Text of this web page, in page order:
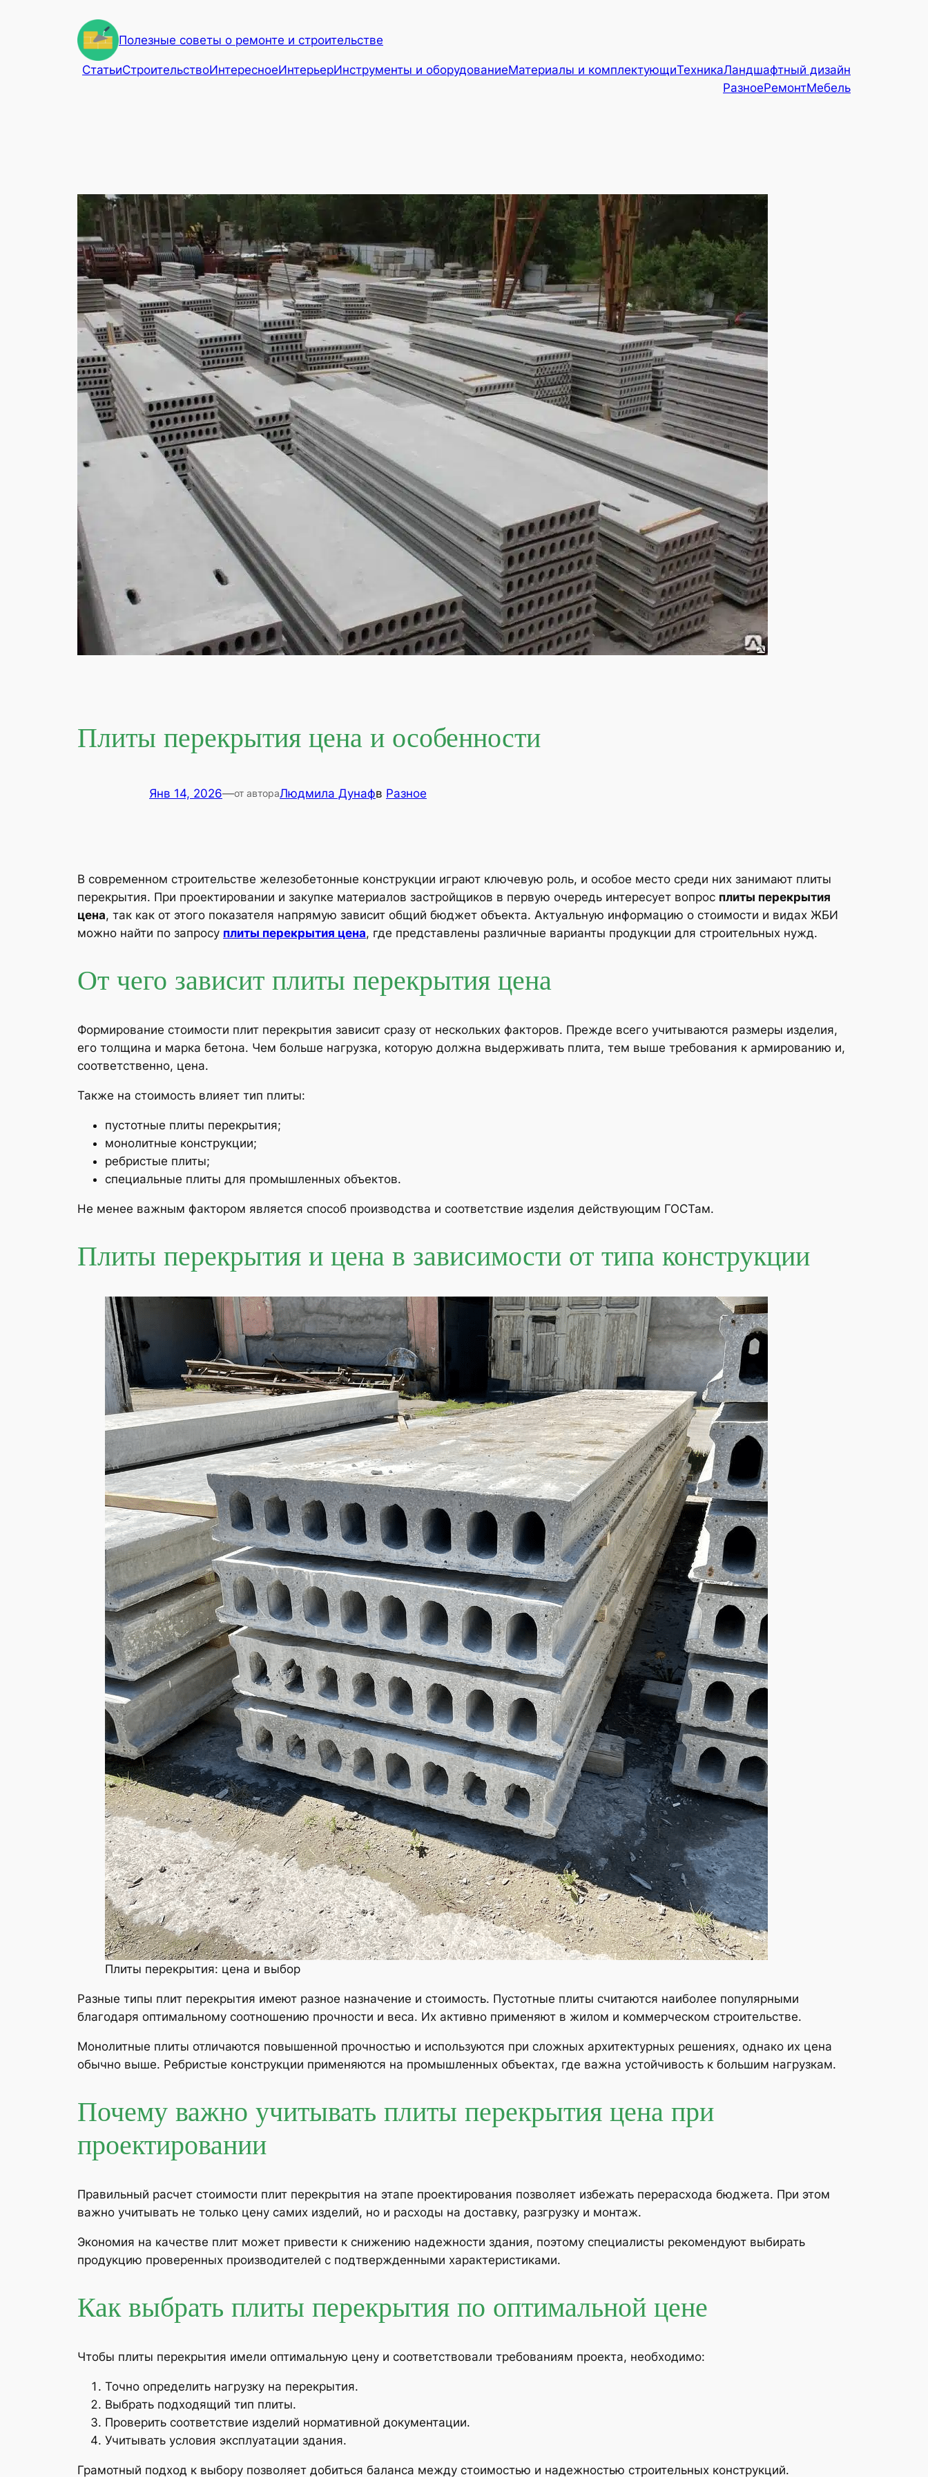
содержимому
Полезные советы о ремонте и строительстве
СтатьиСтроительствоИнтересноеИнтерьерИнструменты и оборудованиеМатериалы и комплектующиТехникаЛандшафтный дизайн
РазноеРемонтМебель
Плиты перекрытия цена и особенности
Янв 14, 2026—от автораЛюдмила Дунафв Разное
В современном строительстве железобетонные конструкции играют ключевую роль, и особое место среди них занимают плиты
перекрытия. При проектировании и закупке материалов застройщиков в первую очередь интересует вопрос плиты перекрытия
цена, так как от этого показателя напрямую зависит общий бюджет объекта. Актуальную информацию о стоимости и видах ЖБИ
можно найти по запросу плиты перекрытия цена, где представлены различные варианты продукции для строительных нужд.
От чего зависит плиты перекрытия цена
Формирование стоимости плит перекрытия зависит сразу от нескольких факторов. Прежде всего учитываются размеры изделия,
его толщина и марка бетона. Чем больше нагрузка, которую должна выдерживать плита, тем выше требования к армированию и,
соответственно, цена.
Также на стоимость влияет тип плиты:
пустотные плиты перекрытия;
монолитные конструкции;
ребристые плиты;
специальные плиты для промышленных объектов.
Не менее важным фактором является способ производства и соответствие изделия действующим ГОСТам.
Плиты перекрытия и цена в зависимости от типа конструкции
Плиты перекрытия: цена и выбор
Разные типы плит перекрытия имеют разное назначение и стоимость. Пустотные плиты считаются наиболее популярными
благодаря оптимальному соотношению прочности и веса. Их активно применяют в жилом и коммерческом строительстве.
Монолитные плиты отличаются повышенной прочностью и используются при сложных архитектурных решениях, однако их цена
обычно выше. Ребристые конструкции применяются на промышленных объектах, где важна устойчивость к большим нагрузкам.
Почему важно учитывать плиты перекрытия цена при
проектировании
Правильный расчет стоимости плит перекрытия на этапе проектирования позволяет избежать перерасхода бюджета. При этом
важно учитывать не только цену самих изделий, но и расходы на доставку, разгрузку и монтаж.
Экономия на качестве плит может привести к снижению надежности здания, поэтому специалисты рекомендуют выбирать
продукцию проверенных производителей с подтвержденными характеристиками.
Как выбрать плиты перекрытия по оптимальной цене
Чтобы плиты перекрытия имели оптимальную цену и соответствовали требованиям проекта, необходимо:
Точно определить нагрузку на перекрытия.
Выбрать подходящий тип плиты.
Проверить соответствие изделий нормативной документации.
Учитывать условия эксплуатации здания.
Грамотный подход к выбору позволяет добиться баланса между стоимостью и надежностью строительных конструкций.